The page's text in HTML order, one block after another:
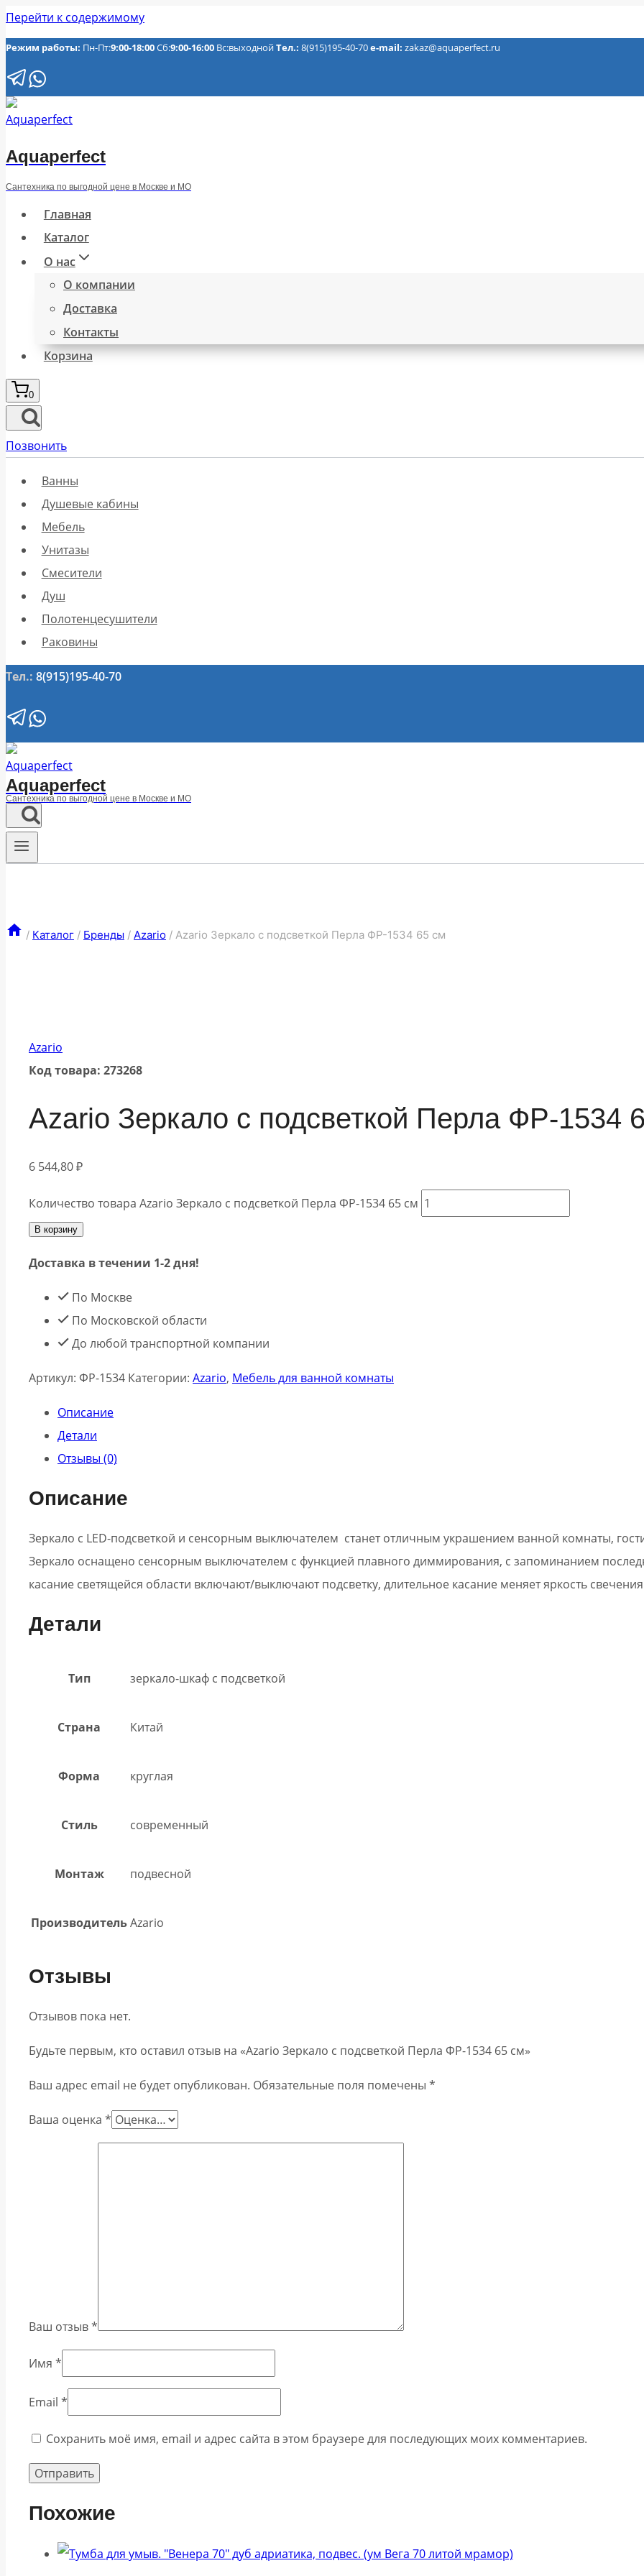
Перейти к содержимому
Режим работы: Пн-Пт:9:00-18:00Сб:9:00-16:00 Вс:выходнойТел.: 8(915)195-40-70e-mail: zakaz@aquaperfect.ru
Aquaperfect
Сантехника по выгодной цене в Москве и МО
Главная
Каталог
О нас
О компании
Доставка
Контакты
Корзина
0
Позвонить
Ванны
Душевые кабины
Мебель
Унитазы
Смесители
Душ
Полотенцесушители
Раковины
Тел.: 8(915)195-40-70
Aquaperfect
Сантехника по выгодной цене в Москве и МО
/ Каталог / Бренды / Azario / Azario Зеркало c подсветкой Перла ФР-1534 65 см
Azario
Код товара: 273268
Azario Зеркало c подсветкой Перла ФР-1534
6 544,80₽
Количество товара Azario Зеркало c подсветкой Перла ФР-1534 65 см
В корзину
Доставка в течении 1-2 дня!
По Москве
По Московской области
До любой транспортной компании
Артикул: ФР-1534 Категории: Azario, Мебель для ванной комнаты
Описание
Детали
Отзывы (0)
Описание
Зеркало с LED-подсветкой и сенсорным выключателем станет отличным украшением ванной комнаты,
Зеркало оснащено сенсорным выключателем с функцией плавного диммирования, с запоминанием
касание светящейся области включают/выключают подсветку, длительное касание меняет яркость
Детали
Тип зеркало-шкаф с подсветкой
Страна Китай
Форма круглая
Стиль современный
Монтаж подвесной
ПроизводительAzario
Отзывы
Отзывов пока нет.
Будьте первым, кто оставил отзыв на «Azario Зеркало c подсветкой Перла ФР-1534 65 см»
Ваш адрес email не будет опубликован. Обязательные поля помечены *
Ваша оценка *
Ваш отзыв*
Имя *
Email *
Сохранить моё имя, email и адрес сайта в этом браузере для последующих моих комментариев.
Похожие